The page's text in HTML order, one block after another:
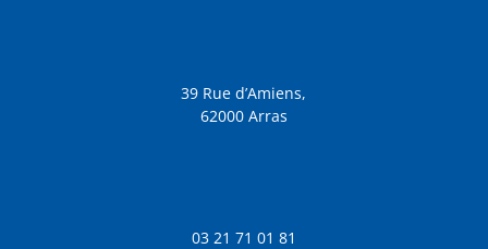
39 Rue d’Amiens,
62000 Arras
03 21 71 01 81